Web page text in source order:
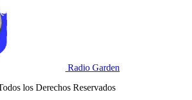
Radio Garden
los Derechos Reservados